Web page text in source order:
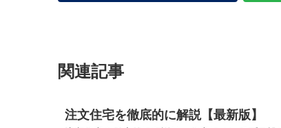
関連記事
注文住宅を徹底的に解説【最新版】